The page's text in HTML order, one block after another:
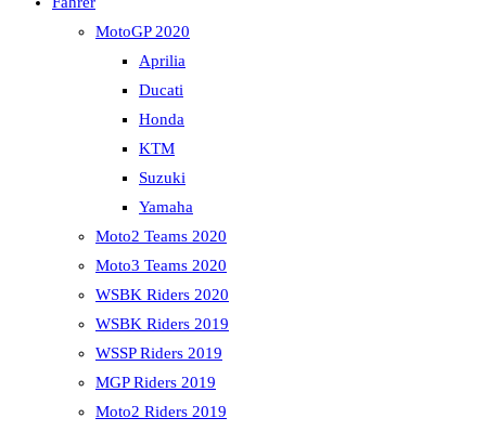
MotoGP 2020
Aprilia
Ducati
Honda
KTM
Suzuki
Yamaha
Moto2 Teams 2020
Moto3 Teams 2020
WSBK Riders 2020
WSBK Riders 2019
WSSP Riders 2019
MGP Riders 2019
Moto2 Riders 2019